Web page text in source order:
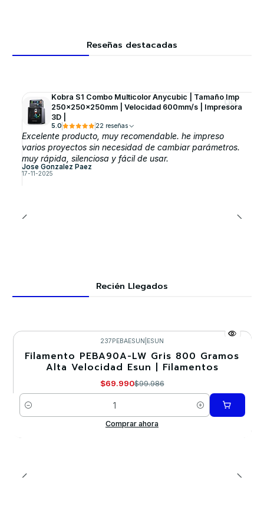
Reseñas destacadas
Kobra S1 Combo Multicolor Anycubic | Tamaño Imp
250x250x250mm | Velocidad 600mm/s | Impresora
3D |
5.0 22 reseñas
Excelente producto, muy recomendable. he impreso
varios proyectos sin necesidad de cambiar parámetros.
muy rápida, silenciosa y fácil de usar.
Jose Gonzalez Paez
17-11-2025
Recién Llegados
-30%
237PEBAESUN ESUN
Filamento PEBA90A-LW Gris 800 Gramos
Alta Velocidad Esun | Filamentos
$69.990$99.986
Cantidad
Comprar ahora